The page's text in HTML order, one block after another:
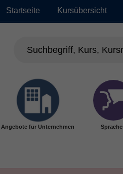
Startseite Kursübersicht
Angebote für Unternehmen